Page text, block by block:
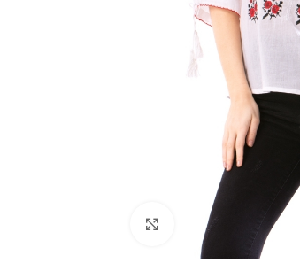
Click to enlarge